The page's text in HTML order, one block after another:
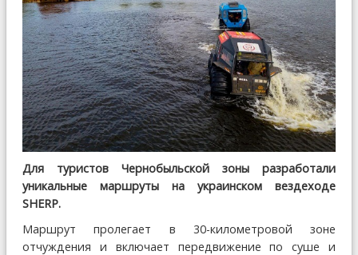
Для туристов Чернобыльской зоны разработали
уникальные маршруты на украинском вездеходе
SHERP.
Маршрут пролегает в 30-километровой зоне
отчуждения и включает передвижение по суше и